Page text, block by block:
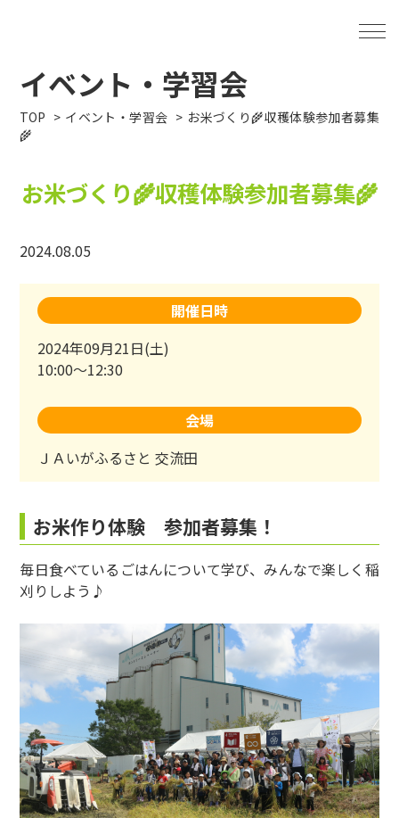
イベント・学習会
TOP イベント・学習会
お米づくり🌾収穫体験参加者募集
🌾
お米づくり🌾収穫体験参加者募集🌾
2024.08.05
開催日時
2024年09月21日(土)
10:00～12:30
会場
ＪＡいがふるさと 交流田
お米作り体験 参加者募集！
毎日食べているごはんについて学び、みんなで楽しく稲
刈りしよう♪